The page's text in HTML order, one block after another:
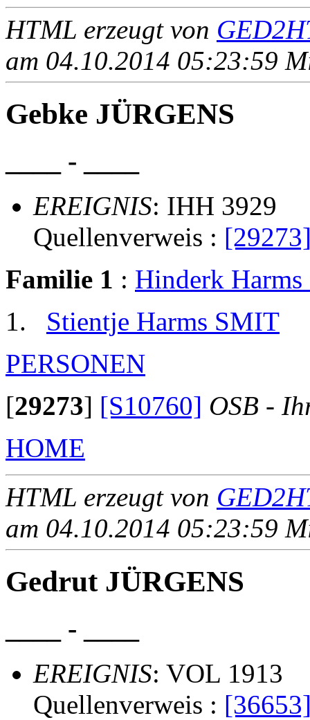
HTML erzeugt von
am 04.10.2014 05:23:59
Gebke JÜRGENS
____ - ____
EREIGNIS: IHH 3929
Quellenverweis :
Familie 1 : Hinderk
Stientje Harms SMIT
PERSONEN
[29273] [S10760] OSB -
HOME
HTML erzeugt von
am 04.10.2014 05:23:59
Gedrut JÜRGENS
____ - ____
EREIGNIS: VOL 1913
Quellenverweis :